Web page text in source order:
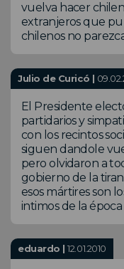
vuelva hacer
extranjeros que
chilenos no
Julio de Curicó |
El Presidente
partidarios y
con los recintos
siguen dandole
pero olvidaron a
gobierno de la
esos mártires son
intimos de la época
eduardo |12.01.2010